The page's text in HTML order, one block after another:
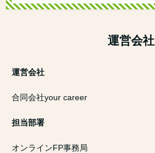
運営会社
運営会社
合同会社your career
担当部署
オンラインFP事務局